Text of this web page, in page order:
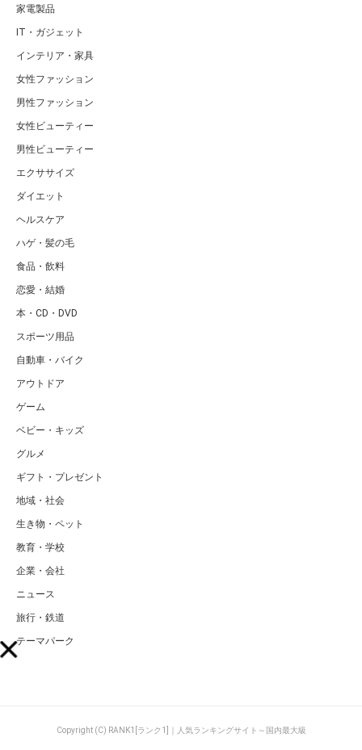
家電製品
IT・ガジェット
インテリア・家具
女性ファッション
男性ファッション
女性ビューティー
男性ビューティー
エクササイズ
ダイエット
ヘルスケア
ハゲ・髪の毛
食品・飲料
恋愛・結婚
本・CD・DVD
スポーツ用品
自動車・バイク
アウトドア
ゲーム
ベビー・キッズ
グルメ
ギフト・プレゼント
地域・社会
生き物・ペット
教育・学校
企業・会社
ニュース
旅行・鉄道
テーマパーク
Copyright (C) RANK1[ランク1]｜人気ランキングサイト～国内最大級